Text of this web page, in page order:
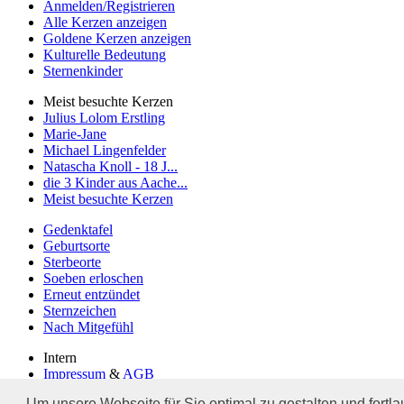
Anmelden/Registrieren
Alle Kerzen anzeigen
Goldene Kerzen anzeigen
Kulturelle Bedeutung
Sternenkinder
Meist besuchte Kerzen
Julius Lolom Erstling
Marie-Jane
Michael Lingenfelder
Natascha Knoll - 18 J...
die 3 Kinder aus Aache...
Meist besuchte Kerzen
Gedenktafel
Geburtsorte
Sterbeorte
Soeben erloschen
Erneut entzündet
Sternzeichen
Nach Mitgefühl
Intern
Impressum & AGB